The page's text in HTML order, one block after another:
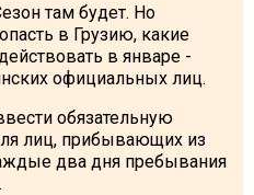
там будет. Но
в Грузию, какие
в январе -
официальных лиц.
обязательную
лиц, прибывающих из
два дня пребывания